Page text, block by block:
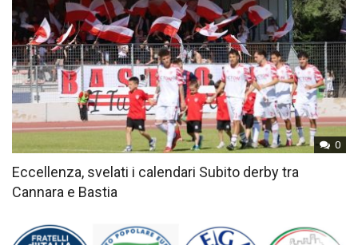
0
Eccellenza, svelati i calendari Subito derby tra
Cannara e Bastia